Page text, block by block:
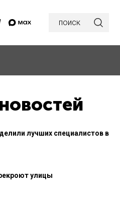
поиск
лучших специалистов в
улицы